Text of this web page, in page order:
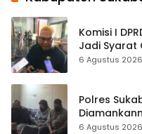
Komisi I
Jadi Syarat
6 Agustus 2026
Polres
Kasus Sabu
6 Agustus 2026